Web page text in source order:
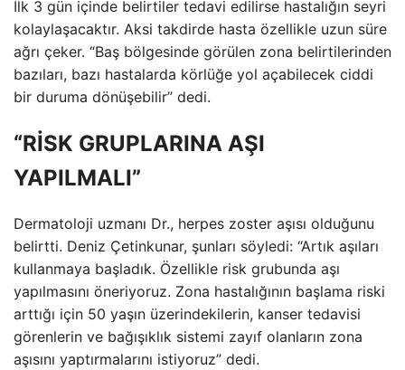
İlk 3 gün içinde belirtiler tedavi edilirse hastalığın seyri
kolaylaşacaktır. Aksi takdirde hasta özellikle uzun süre
ağrı çeker. “Baş bölgesinde görülen zona belirtilerinden
bazıları, bazı hastalarda körlüğe yol açabilecek ciddi
bir duruma dönüşebilir” dedi.
“RİSK GRUPLARINA AŞI
YAPILMALI”
Dermatoloji uzmanı Dr., herpes zoster aşısı olduğunu
belirtti. Deniz Çetinkunar, şunları söyledi: “Artık aşıları
kullanmaya başladık. Özellikle risk grubunda aşı
yapılmasını öneriyoruz. Zona hastalığının başlama riski
arttığı için 50 yaşın üzerindekilerin, kanser tedavisi
görenlerin ve bağışıklık sistemi zayıf olanların zona
aşısını yaptırmalarını istiyoruz” dedi.